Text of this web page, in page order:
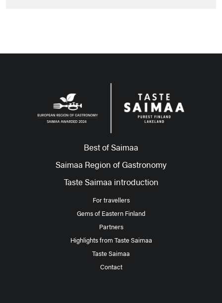
Best of Saimaa
Saimaa Region of Gastronomy
Taste Saimaa introduction
For travellers
Gems of Eastern Finland
Partners
Highlights from Taste Saimaa
Taste Saimaa
Contact